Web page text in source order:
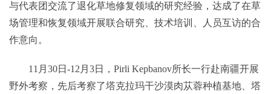
与代表团交流了退化草地修复领域的研究经验，达成了在草
场管理和恢复领域开展联合研究、技术培训、人员互访的合
作意向。
11月30日-12月3日，Pirli Kepbanov所长一行赴南疆开展
野外考察，先后考察了塔克拉玛干沙漠肉苁蓉种植基地、塔